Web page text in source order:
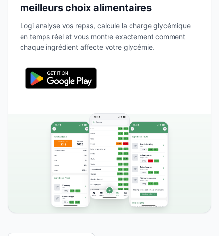
meilleurs choix alimentaires
Logi analyse vos repas, calcule la charge glycémique
en temps réel et vous montre exactement comment
chaque ingrédient affecte votre glycémie.